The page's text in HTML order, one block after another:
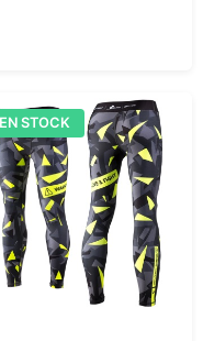
EN STOCK